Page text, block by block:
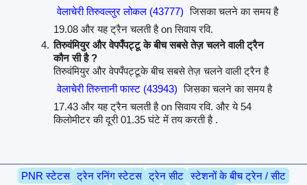
वेलाचेरी तिरुवल्लुर लोकल (43777) जिसका चलने का समय है
19.08 और यह ट्रैन चलती है on सिवाय रवि.
तिरुवंमियुर और वेपपँपट्टू के बीच सबसे तेज़ चलने वाली ट्रैन
कौन सी है ?
तिरुवंमियुर और वेपपँपट्टूके बीच सबसे तेज़ चलने वाली ट्रैन है
वेलाचेरी तिरुत्तानी फास्ट (43943) जिसका चलने का समय है
17.43 और यह ट्रैन चलती है on सिवाय रवि. और ये 54
किलोमीटर की दूरी 01.35 घंटे में तय करती है .
PNR स्टेटस ट्रेन रनिंग स्टेटस ट्रेन सीट स्टेशनों के बीच ट्रेन / सीट